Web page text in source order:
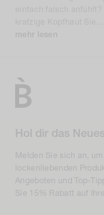
mehr lesen
Hol dir das
Melden Sie sich an,
lockenliebenden
Angeboten und Top-
Sie 15% Rabatt auf